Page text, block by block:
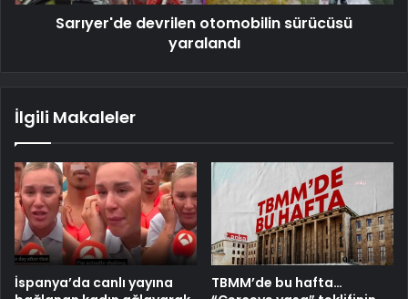
Sarıyer'de devrilen otomobilin sürücüsü
yaralandı
İlgili Makaleler
İspanya’da canlı yayına
TBMM’de bu hafta…